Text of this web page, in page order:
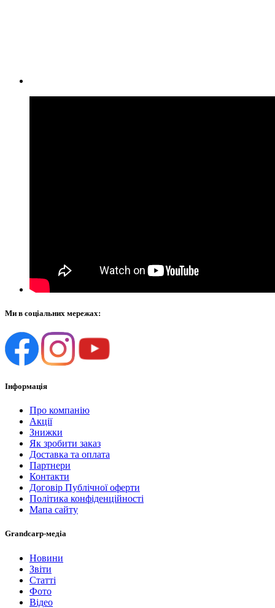
Ми в соціальних мережах:
Інформація
Про компанію
Акції
Знижки
Як зробити заказ
Доставка та оплата
Партнери
Контакти
Договір Публічної оферти
Політика конфіденційності
Мапа сайту
Grandcarp-медіа
Новини
Звіти
Статті
Фото
Відео